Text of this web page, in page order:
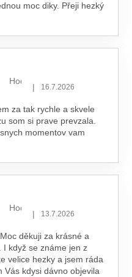
moc diky. Přeji hezký
Hodnocení obchodu je 5 z 5
| 16.7.2026
za tak rychle a skvele
som si prave prevzala.
momentov vam
Hodnocení obchodu je 5 z 5
| 13.7.2026
děkuji za krásné a
když se známe jen z
velice hezky a jsem ráda
Vás kdysi dávno objevila